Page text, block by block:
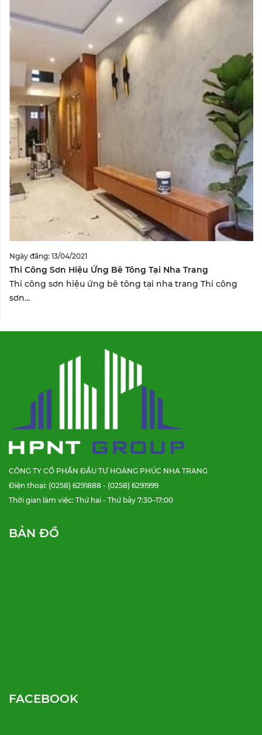
Ngày đăng: 13/04/2021
Thi Công Sơn Hiệu Ứng Bê Tông Tại Nha Trang
Thi công sơn hiệu ứng bê tông tại nha trang Thi công
sơn...
CÔNG TY CỔ PHẦN ĐẦU TƯ HOÀNG PHÚC NHA TRANG
Điện thoại: (0258) 6291888 - (0258) 6291999
Thời gian làm việc: Thứ hai - Thứ bảy 7:30–17:00
BẢN ĐỒ
FACEBOOK